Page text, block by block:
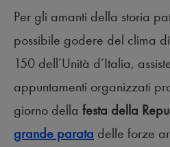
Per gli amanti della storia
possibile godere del clima
150 dell’Unità d’Italia,
appuntamenti organizzati
giorno della festa della
grande parata delle forze